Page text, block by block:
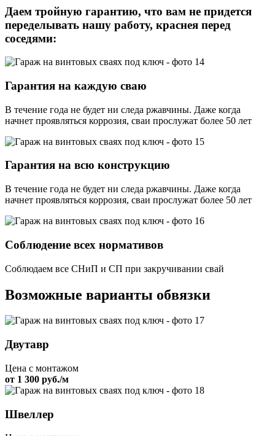
Даем тройную гарантию, что вам не придется
переделывать нашу работу, краснея перед
соседями:
Гарантия на каждую сваю
В течение года не будет ни следа ржавчины. Даже когда
начнет проявляться коррозия, сваи прослужат более 50 лет
Гарантия на всю конструкцию
В течение года не будет ни следа ржавчины. Даже когда
начнет проявляться коррозия, сваи прослужат более 50 лет
Соблюдение всех нормативов
Соблюдаем все СНиП и СП при закручивании свай
Возможные варианты обвязки
Двутавр
Цена с монтажом
от 1 300 руб./м
Швеллер